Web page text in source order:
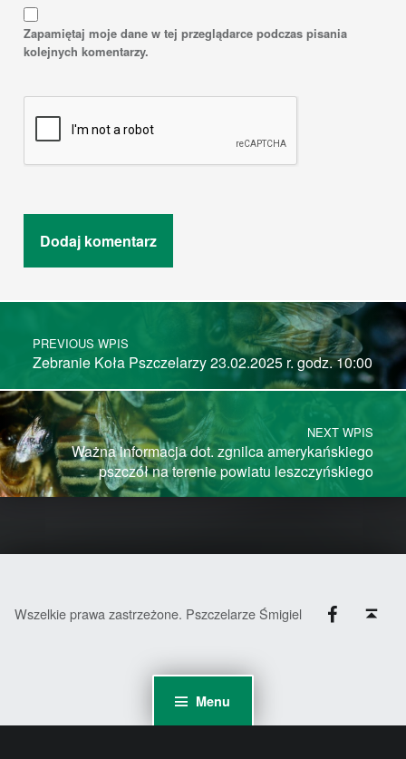
Menu
Zapamiętaj moje dane w tej przeglądarce podczas pisania
kolejnych komentarzy.
Post navigation
PREVIOUS WPIS
Zebranie Koła Pszczelarzy 23.02.2025 r. godz. 10:00
NEXT WPIS
Ważna informacja dot. zgnilca amerykańskiego
pszczół na terenie powiatu leszczyńskiego
Wszelkie prawa zastrzeżone. Pszczelarze Śmigiel